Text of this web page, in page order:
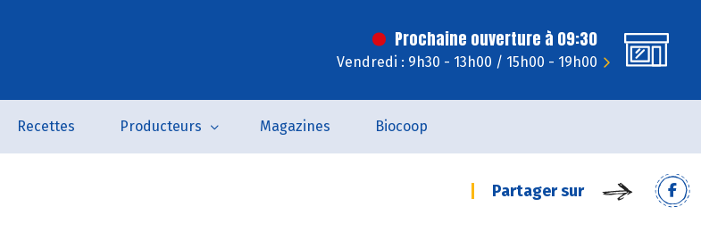
Prochaine ouverture à 09:30
Vendredi : 9h30 - 13h00 / 15h00 - 19h00
Recettes Producteurs Magazines Biocoop
Partager sur